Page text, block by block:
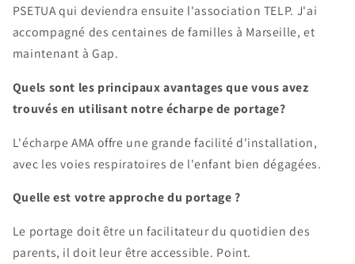
PSETUA qui deviendra ensuite l'association TELP. J'ai
accompagné des centaines de familles à Marseille, et
maintenant à Gap.
Quels sont les principaux avantages que vous avez
trouvés en utilisant notre écharpe de portage?
L'écharpe AMA offre une grande facilité d'installation,
avec les voies respiratoires de l'enfant bien dégagées.
Quelle est votre approche du portage ?
Le portage doit être un facilitateur du quotidien des
parents, il doit leur être accessible. Point.